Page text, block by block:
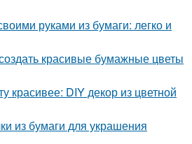
руками из бумаги: легко и
красивые бумажные цветы
красивее: DIY декор из цветной
из бумаги для украшения